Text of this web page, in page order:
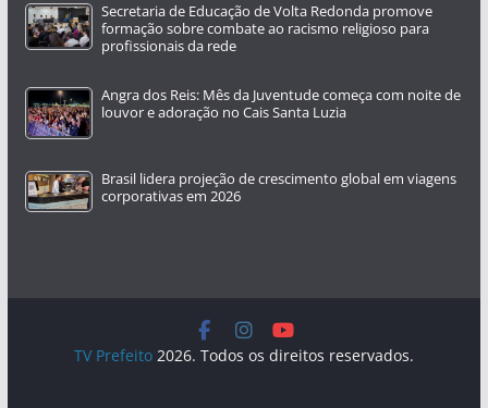
Secretaria de Educação de Volta Redonda promove
formação sobre combate ao racismo religioso para
profissionais da rede
Angra dos Reis: Mês da Juventude começa com noite de
louvor e adoração no Cais Santa Luzia
Brasil lidera projeção de crescimento global em viagens
corporativas em 2026
TV Prefeito2026. Todos os direitos reservados.